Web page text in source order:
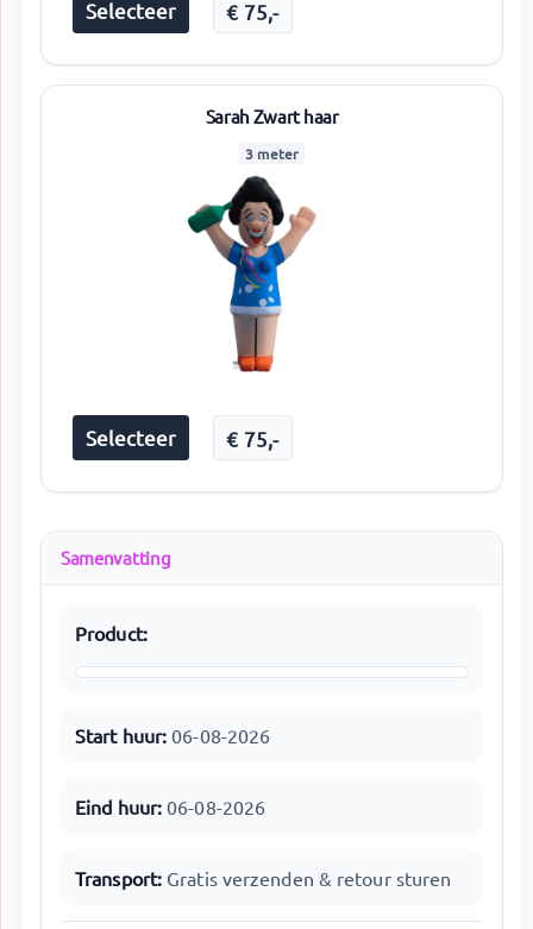
Selecteer € 75,-
Sarah Zwart haar
3 meter
Selecteer € 75,-
Samenvatting
Product:
Start huur: 06-08-2026
Eind huur: 06-08-2026
Transport: Gratis verzenden & retour sturen